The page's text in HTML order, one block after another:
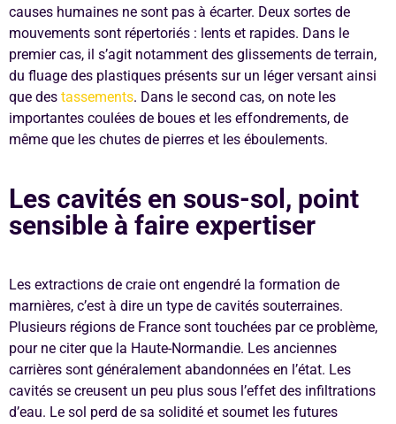
causes humaines ne sont pas à écarter. Deux sortes de
mouvements sont répertoriés : lents et rapides. Dans le
premier cas, il s’agit notamment des glissements de terrain,
du fluage des plastiques présents sur un léger versant ainsi
que des tassements. Dans le second cas, on note les
importantes coulées de boues et les effondrements, de
même que les chutes de pierres et les éboulements.
Les cavités en sous-sol, point
sensible à faire expertiser
Les extractions de craie ont engendré la formation de
marnières, c’est à dire un type de cavités souterraines.
Plusieurs régions de France sont touchées par ce problème,
pour ne citer que la Haute-Normandie. Les anciennes
carrières sont généralement abandonnées en l’état. Les
cavités se creusent un peu plus sous l’effet des infiltrations
d’eau. Le sol perd de sa solidité et soumet les futures